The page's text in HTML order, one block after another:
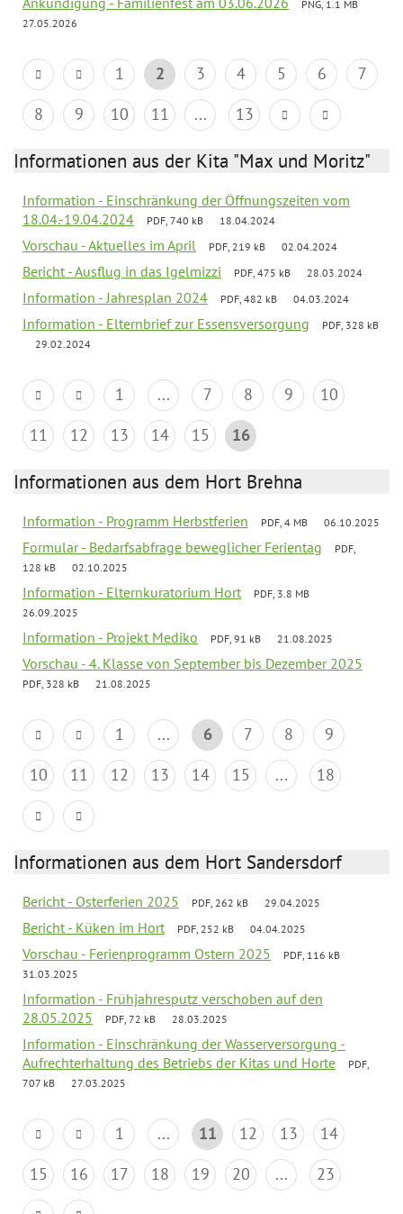
PNG, 1.1 MB
27.05.2026
1 2 3 4 5 6
7
8
9 10 11 ... 13
Informationen aus der Kita "Max und Moritz"
Information - Einschränkung der Öffnungszeiten vom
18.04.-19.04.2024
PDF, 740 kB 18.04.2024
Vorschau - Aktuelles im April PDF, 219 kB 02.04.2024
Bericht - Ausflug in das Igelmizzi PDF, 475 kB 28.03.2024
Information - Jahresplan 2024 PDF, 482 kB 04.03.2024
Information - Elternbrief zur Essensversorgung
PDF, 328 kB
29.02.2024
1 ... 7 8 9
10
11
12 13 14 15 16
Informationen aus dem Hort Brehna
Information - Programm Herbstferien PDF, 4 MB 06.10.2025
Formular - Bedarfsabfrage beweglicher Ferientag
PDF,
128 kB
02.10.2025
Information - Elternkuratorium Hort
PDF, 3.8 MB
26.09.2025
Information - Projekt Mediko PDF, 91 kB 21.08.2025
Vorschau - 4. Klasse von September bis Dezember 2025
PDF, 328 kB 21.08.2025
1 ... 6 7 8
9
10
11 12 13 14 15 ... 18
Informationen aus dem Hort Sandersdorf
Bericht - Osterferien 2025 PDF, 262 kB 29.04.2025
Bericht - Küken im Hort PDF, 252 kB 04.04.2025
Vorschau - Ferienprogramm Ostern 2025
PDF, 116 kB
31.03.2025
Information - Frühjahresputz verschoben auf den
28.05.2025
PDF, 72 kB 28.03.2025
Information - Einschränkung der Wasserversorgung -
Aufrechterhaltung des Betriebs der Kitas und Horte
PDF,
707 kB
27.03.2025
1 ... 11 12 13
14
15
16 17 18 19 20 ... 23